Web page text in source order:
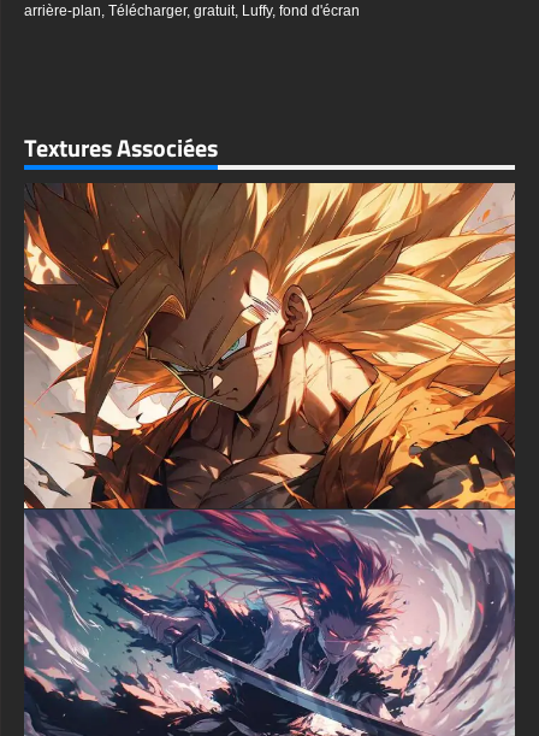
Améliorez votre paysage numérique avec ce fond d'écran 4K
embrasser vos propres rêves et passions.
textures-3d-gratuiteshd.com
arrière-plan, Télécharger, gratuit, Luffy, fond d'écran
Textures Associées